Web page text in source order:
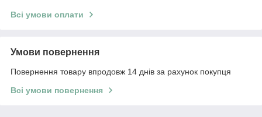
Всі умови оплати
Умови повернення
Повернення товару впродовж 14 днів за рахунок покупця
Всі умови повернення